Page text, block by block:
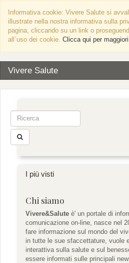
Informativa cookie: Vivere Salute si
illustrate nella nostra informativa sulla
pagina, cliccando su un link o
all´uso dei cookie. Clicca qui per
Vivere Salute
I più visti
Chi siamo
Vivere&Salute è' un portale di
comunicazione on-line, nasce nel
fare informazione sul mondo del
in tutte le sue sfaccettature, vuole
interattiva sulla salute e sul
essere informati sulle principali